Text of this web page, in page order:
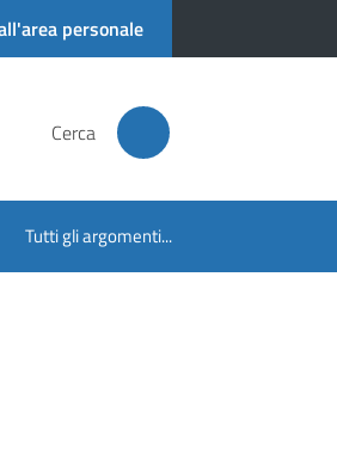
personale
Cerca
Tutti gli argomenti...